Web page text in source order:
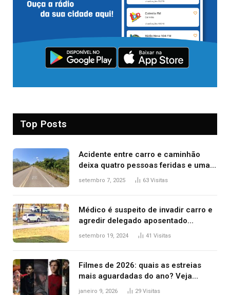
Top Posts
Acidente entre carro e caminhão
deixa quatro pessoas feridas e uma
mulher morta na TO-070
setembro 7, 2025 63 Visitas
Médico é suspeito de invadir carro e
agredir delegado aposentado
durante confusão no trânsito
setembro 19, 2024 41 Visitas
Filmes de 2026: quais as estreias
mais aguardadas do ano? Veja
principais lançamentos do cinema
janeiro 9, 2026 29 Visitas